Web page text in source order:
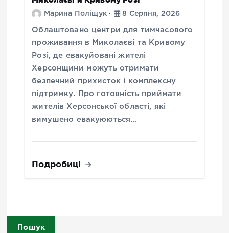
Марина Поліщук 8 Серпня, 2026
Облаштовано центри для тимчасового
проживання в Миколаєві та Кривому
Розі, де евакуйовані жителі
Херсонщини можуть отримати
безпечний прихисток і комплексну
підтримку. Про готовність приймати
жителів Херсонської області, які
вимушено евакуюються…
Подробиці
Пошук